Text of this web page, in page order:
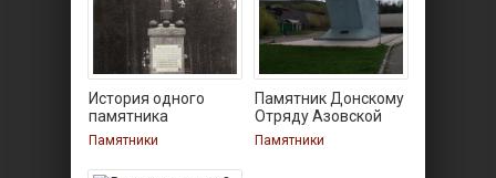
История одного
памятника
Памятники
Памятник Донскому
Отряду Азовской
Памятники